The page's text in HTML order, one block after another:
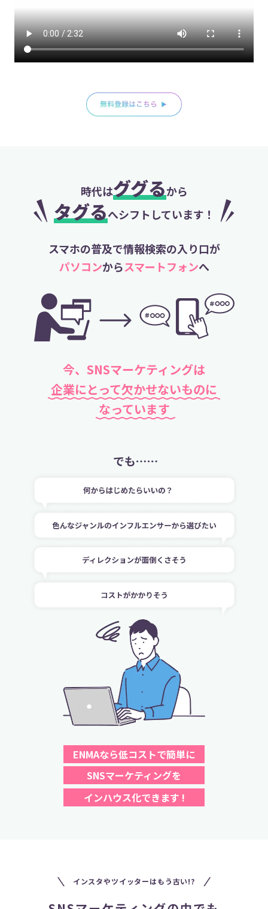
時代はググるから
タグるへシフトしています！
スマホの普及で情報検索の入り口が
パソコンからスマートフォンへ
今、SNSマーケティングは
企業にとって欠かせないものに
なっています
ENMAなら低コストで簡単に
SNSマーケティングを
インハウス化できます !
インスタやツイッターはもう古い!?